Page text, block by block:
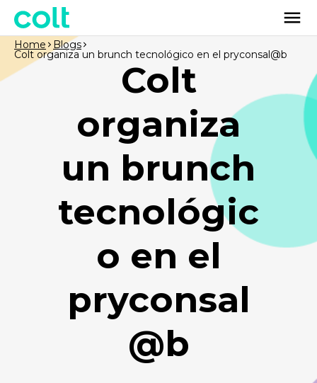
Colt
organiza
un brunch
tecnológic
o en el
pryconsal
@b
Home Blogs
Colt organiza un brunch tecnológico en el pryconsal@b